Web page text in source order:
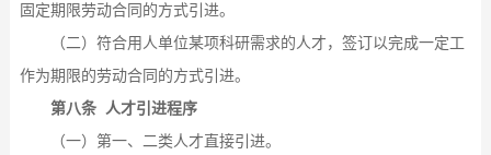
固定期限劳动合同的方式引进。
（二）符合用人单位某项科研需求的人才，签订以完成一定工
作为期限的劳动合同的方式引进。
第八条 人才引进程序
（一）第一、二类人才直接引进。